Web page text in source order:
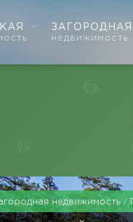
ЗАГОРОДНАЯ
недвижимость
недвижимость